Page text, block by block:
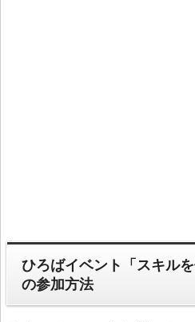
ひろばイベント「スキル
の参加方法